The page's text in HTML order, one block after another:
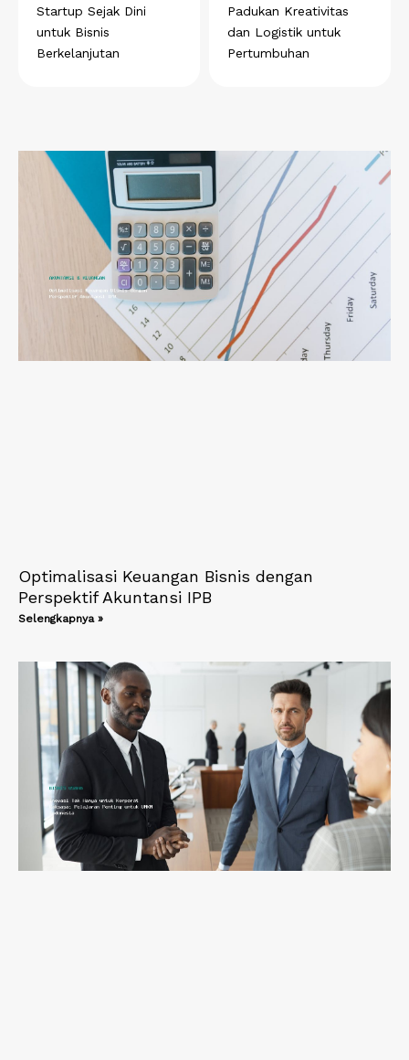
Startup Sejak Dini
untuk Bisnis
Berkelanjutan
Padukan Kreativitas
dan Logistik untuk
Pertumbuhan
Optimalisasi Keuangan Bisnis dengan
Perspektif Akuntansi IPB
Selengkapnya »